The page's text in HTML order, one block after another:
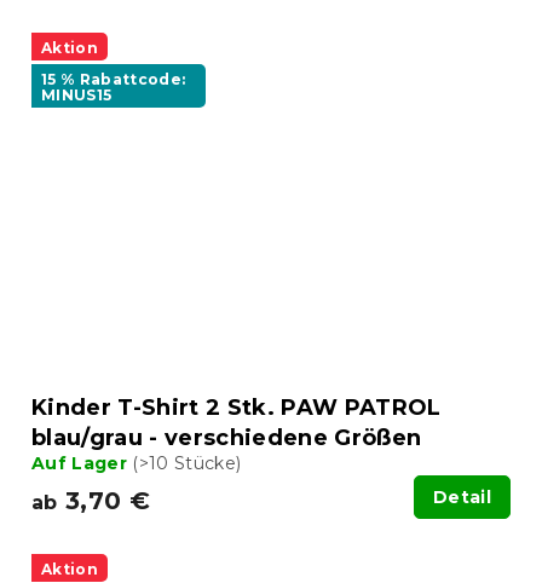
Aktion
15 % Rabattcode:
MINUS15
Kinder T-Shirt 2 Stk. PAW PATROL
blau/grau - verschiedene Größen
Auf Lager (>10 Stücke)
ab 3,70 € Detail
Aktion